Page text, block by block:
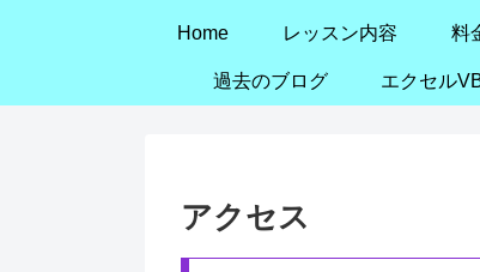
Home レッスン内容 料
過去のブログ エクセル
アクセス